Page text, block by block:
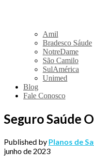
Amil
Bradesco Sáude
NotreDame
São Camilo
SulAmérica
Unimed
Blog
Fale Conosco
Seguro Saúde
Published by Planos de
junho de 2023